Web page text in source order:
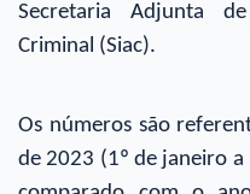
Secretaria Adjunta
Criminal (Siac).
Os números são
de 2023 (1º de janeiro